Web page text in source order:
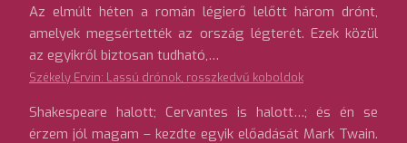
Az elmúlt héten a román légierő lelőtt három drónt,
amelyek megsértették az ország légterét. Ezek közül
az egyikről biztosan tudható,…
Székely Ervin: Lassú drónok, rosszkedvű koboldok
Shakespeare halott; Cervantes is halott…; és én se
érzem jól magam – kezdte egyik előadását Mark Twain.